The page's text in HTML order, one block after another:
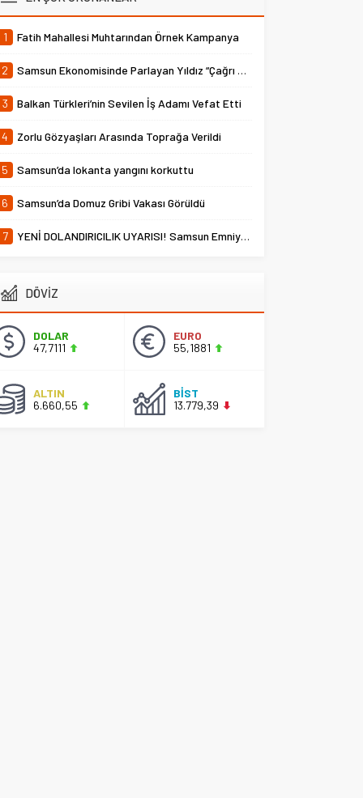
1 Fatih Mahallesi Muhtarından Örnek Kampanya
2 Samsun Ekonomisinde Parlayan Yıldız “Çağrı Temper”
3 Balkan Türkleri’nin Sevilen İş Adamı Vefat Etti
4 Zorlu Gözyaşları Arasında Toprağa Verildi
5 Samsun’da lokanta yangını korkuttu
6 Samsun’da Domuz Gribi Vakası Görüldü
7 YENİ DOLANDIRICILIK UYARISI! Samsun Emniyet Müdürlüğü Uyardı
DÖVİZ
DOLAR
47,7111
EURO
55,1881
ALTIN
6.660,55
BİST
13.779,39